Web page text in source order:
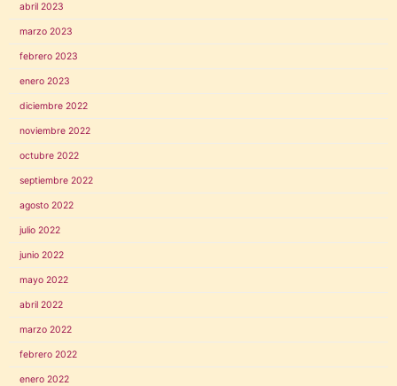
abril 2023
marzo 2023
febrero 2023
enero 2023
diciembre 2022
noviembre 2022
octubre 2022
septiembre 2022
agosto 2022
julio 2022
junio 2022
mayo 2022
abril 2022
marzo 2022
febrero 2022
enero 2022